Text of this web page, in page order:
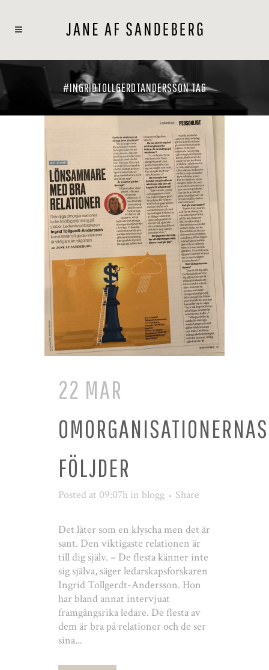
#INGRIDTOLLGERDTANDERSSON TAG
22 MAR
OMORGANISATIONERNAS
FÖLJDER
Posted at 09:07h in blogg Share
Det låter som en klyscha men det är
sant. Den viktigaste relationen är
till dig själv. – De flesta känner inte
sig själva, säger ledarskapsforskaren
Ingrid Tollgerdt-Andersson. Hon
har bland annat intervjuat
framgångsrika ledare. De flesta av
dem är bra på relationer och de ser
sina...